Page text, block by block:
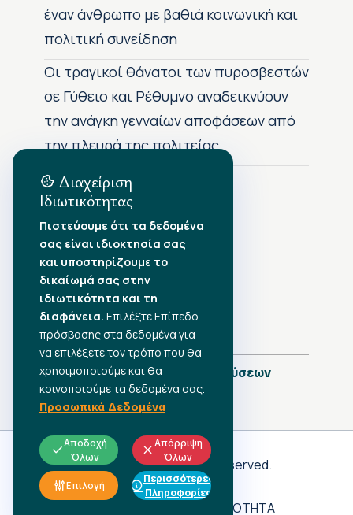
έναν άνθρωπο με βαθιά κοινωνική και
πολιτική συνείδηση
Οι τραγικοί θάνατοι των πυροσβεστών
σε Γύθειο και Ρέθυμνο αναδεικνύουν
την ανάγκη γενναίων αποφάσεων από
την πλευρά της πολιτείας
Αρχείο Δημοσιεύσεων
•Αύγουστος 2026
•Ιούλιος 2026
•Ιούνιος 2026
•Μάιος 2026
•Απρίλιος 2026
•Μάρτιος 2026
Πλήρες Ημερολόγιο Δημοσιεύσεων
Γ.Σ.Ε.Ε
© 2026 All rights reserved.
ΠΡΟΣΩΠΙΚΑ ΔΕΔΟΜΕΝΑ
ΠΡΟΣΒΑΣΙΜΟΤΗΤΑ
Διαχείριση
Ιδιωτικότητας
Πιστεύουμε ότι τα δεδομένα
σας είναι ιδιοκτησία σας
και υποστηρίζουμε το
δικαίωμά σας στην
ιδιωτικότητα και τη
διαφάνεια. Επιλέξτε Επίπεδο
πρόσβασης στα δεδομένα για
να επιλέξετε τον τρόπο που θα
χρησιμοποιούμε και θα
κοινοποιούμε τα δεδομένα σας.
Προσωπικά Δεδομένα
Αποδοχή
Όλων
Απόρριψη
Όλων
Επιλογή
Περισσότερες
Πληροφορίες